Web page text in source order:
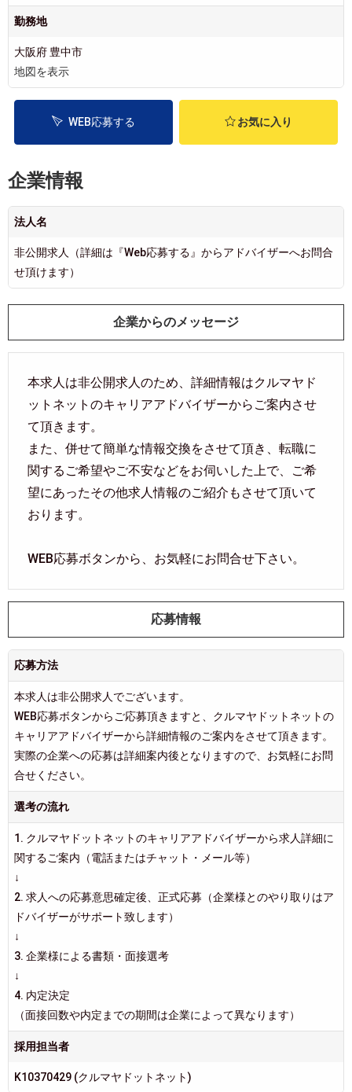
勤務地
大阪府 豊中市
地図を表示
WEB応募する お気に入り
企業情報
法人名
非公開求人（詳細は『Web応募する』からアドバイザーへお問合
せ頂けます）
企業からのメッセージ
本求人は非公開求人のため、詳細情報はクルマヤド
ットネットのキャリアアドバイザーからご案内させ
て頂きます。
また、併せて簡単な情報交換をさせて頂き、転職に
関するご希望やご不安などをお伺いした上で、ご希
望にあったその他求人情報のご紹介もさせて頂いて
おります。
WEB応募ボタンから、お気軽にお問合せ下さい。
応募情報
応募方法
本求人は非公開求人でございます。
WEB応募ボタンからご応募頂きますと、クルマヤドットネットの
キャリアアドバイザーから詳細情報のご案内をさせて頂きます。
実際の企業への応募は詳細案内後となりますので、お気軽にお問
合せください。
選考の流れ
1. クルマヤドットネットのキャリアアドバイザーから求人詳細に
関するご案内（電話またはチャット・メール等）
↓
2. 求人への応募意思確定後、正式応募（企業様とのやり取りはア
ドバイザーがサポート致します）
↓
3. 企業様による書類・面接選考
↓
4. 内定決定
（面接回数や内定までの期間は企業によって異なります）
採用担当者
K10370429 (クルマヤドットネット)